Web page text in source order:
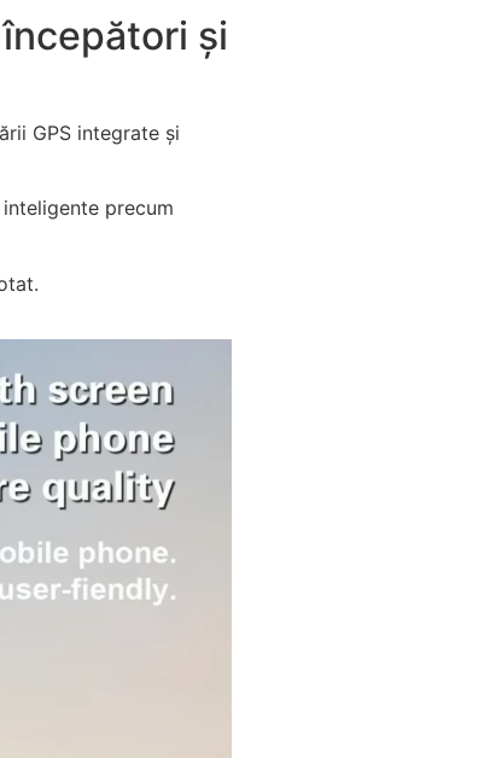
și
GPS integrate și
precum